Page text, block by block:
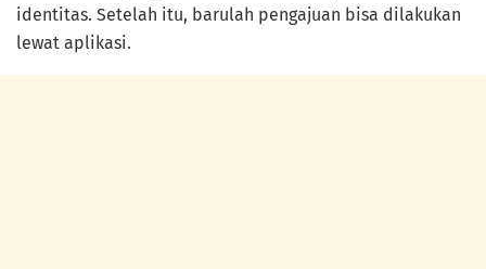
identitas. Setelah itu, barulah pengajuan bisa dilakukan
lewat aplikasi.